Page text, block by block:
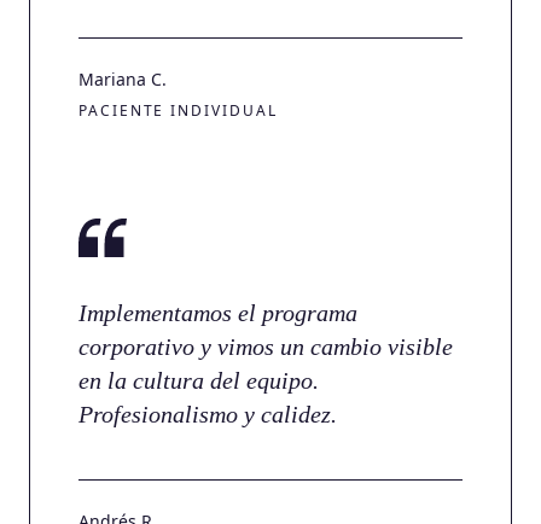
Mariana C.
PACIENTE INDIVIDUAL
Implementamos el programa
corporativo y vimos un cambio visible
en la cultura del equipo.
Profesionalismo y calidez.